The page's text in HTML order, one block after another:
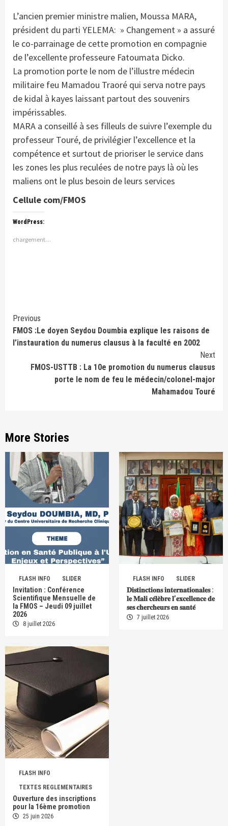
L’ancien premier ministre malien, Moussa MARA,
président du parti YELEMA: » Changement » a assuré
le co-parrainage de cette promotion en compagnie
de l’excellente professeure Fatoumata Dicko.
La promotion porte le nom de l’illustre médecin
militaire feu Mamadou Traoré qui serva notre pays
de kidal à kayes laissant partout des souvenirs
impérissables.
MARA a conseillé à ses filleuls de suivre l’exemple du
professeur Touré, de privilégier l’excellence et la
compétence et surtout de prioriser le service dans
les zones les plus reculées de notre pays là où les
maliens ont le plus besoin de leurs services
Cellule com/FMOS
WordPress:
chargement…
Continue
Reading
Previous
FMOS :Le doyen Seydou Doumbia explique les raisons de
l’instauration du numerus clausus à la faculté en 2002
Next
FMOS-USTTB : La 10e promotion du numerus clausus
porte le nom de feu le médecin/colonel-major
Mahamadou Touré
More Stories
FLASH INFO SLIDER
Invitation : Conférence
Scientifique Mensuelle de
la FMOS – Jeudi 09 juillet
2026
8 juillet 2026
FLASH INFO SLIDER
𝐃𝐢𝐬𝐭𝐢𝐧𝐜𝐭𝐢𝐨𝐧𝐬 𝐢𝐧𝐭𝐞𝐫𝐧𝐚𝐭𝐢𝐨𝐧𝐚𝐥𝐞𝐬 :
𝐥𝐞 𝐌𝐚𝐥𝐢 𝐜𝐞́𝐥𝐞̀𝐛𝐫𝐞 𝐥’𝐞𝐱𝐜𝐞𝐥𝐥𝐞𝐧𝐜𝐞 𝐝𝐞
𝐬𝐞𝐬 𝐜𝐡𝐞𝐫𝐜𝐡𝐞𝐮𝐫𝐬 𝐞𝐧 𝐬𝐚𝐧𝐭𝐞́
7 juillet 2026
FLASH INFO
TEXTES REGLEMENTAIRES
Ouverture des inscriptions
pour la 16ème promotion
25 juin 2026